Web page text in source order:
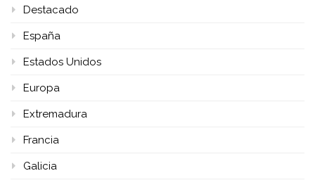
Destacado
España
Estados Unidos
Europa
Extremadura
Francia
Galicia